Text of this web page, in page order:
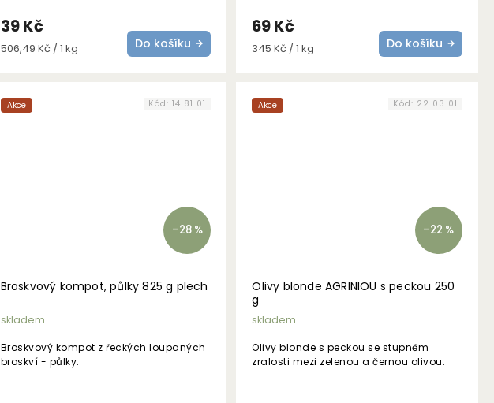
39 Kč
Měrná
506,49 Kč / 1 kg Do košíku
69 Kč
Měrná
345 Kč / 1 kg Do košíku
Akce
–28 %
Broskvový kompot, půlky 825 g plech
skladem
Broskvový kompot z řeckých loupaných
broskví - půlky.
Kód:14 81 01 Akce
–22 %
Olivy blonde AGRINIOU s peckou 250
g
skladem
Olivy blonde s peckou se stupněm
zralosti mezi zelenou a černou olivou.
Kód: 22 03 01